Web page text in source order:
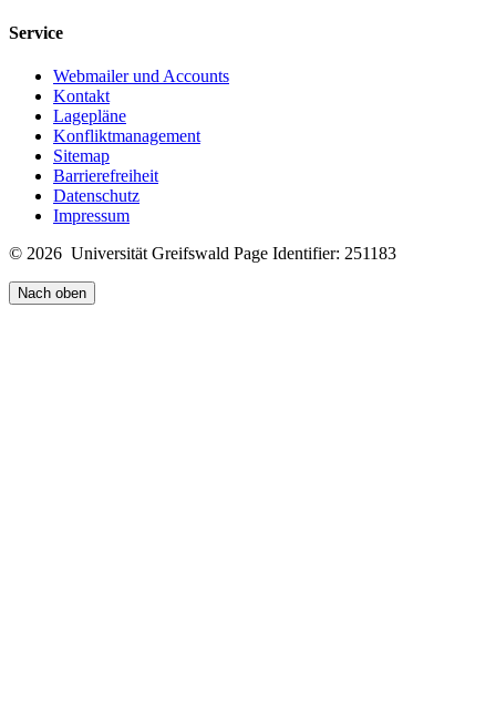
Service
Webmailer und Accounts
Kontakt
Lagepläne
Konfliktmanagement
Sitemap
Barrierefreiheit
Datenschutz
Impressum
© 2026 Universität Greifswald Page Identifier: 251183
Nach oben